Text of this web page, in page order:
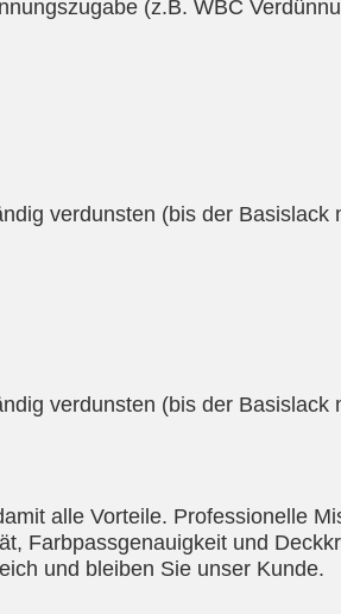
(z.B. WBC
verdunsten (bis der
verdunsten (bis der
alle Vorteile. Professionelle
Farbpassgenauigkeit und
und bleiben Sie unser Kunde.